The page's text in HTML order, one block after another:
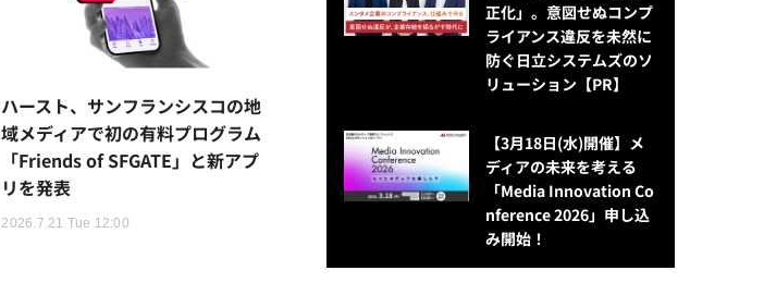
ハースト、サンフランシスコの地
域メディアで初の有料プログラム
「Friends of SFGATE」と新アプ
リを発表
2026.7.21 Tue 12:00
正化」。意図せぬコンプ
ライアンス違反を未然に
防ぐ日立システムズのソ
リューション​【PR】
【3月18日(水)開催】メ
ディアの未来を考える
「Media Innovation Co
nference 2026」申し込
み開始！